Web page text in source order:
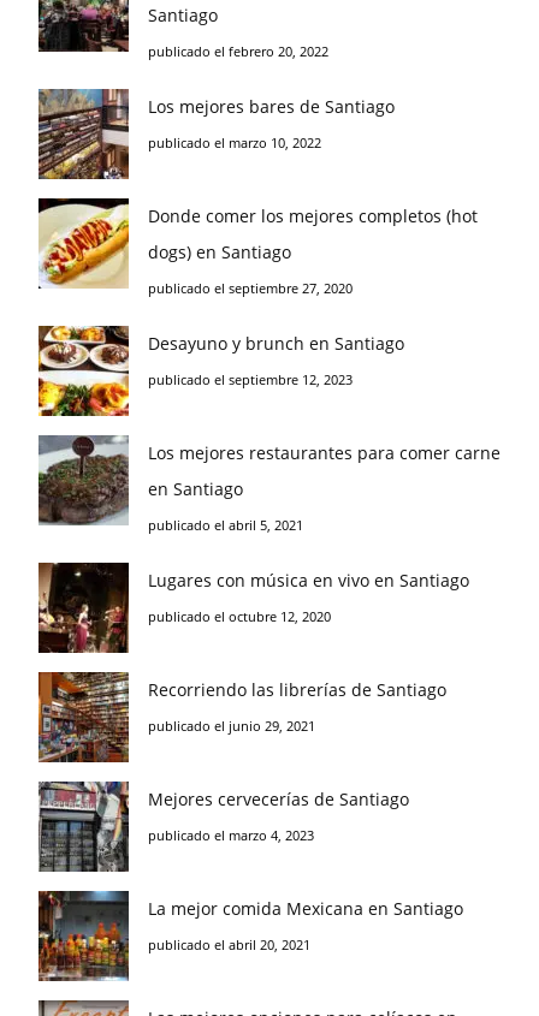
Santiago
publicado el febrero 20, 2022
Los mejores bares de Santiago
publicado el marzo 10, 2022
Donde comer los mejores completos (hot
dogs) en Santiago
publicado el septiembre 27, 2020
Desayuno y brunch en Santiago
publicado el septiembre 12, 2023
Los mejores restaurantes para comer carne
en Santiago
publicado el abril 5, 2021
Lugares con música en vivo en Santiago
publicado el octubre 12, 2020
Recorriendo las librerías de Santiago
publicado el junio 29, 2021
Mejores cervecerías de Santiago
publicado el marzo 4, 2023
La mejor comida Mexicana en Santiago
publicado el abril 20, 2021